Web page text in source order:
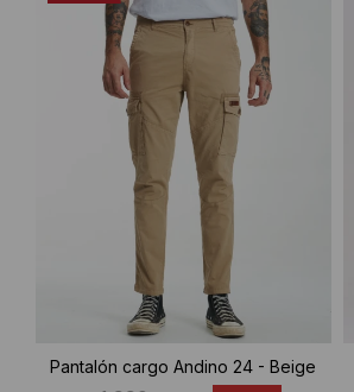
Pantalón cargo Andino 24 - Beige